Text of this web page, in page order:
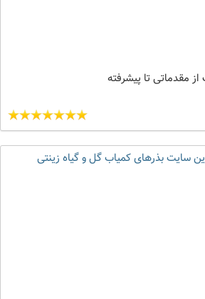
مقدماتی تا پیشرفته